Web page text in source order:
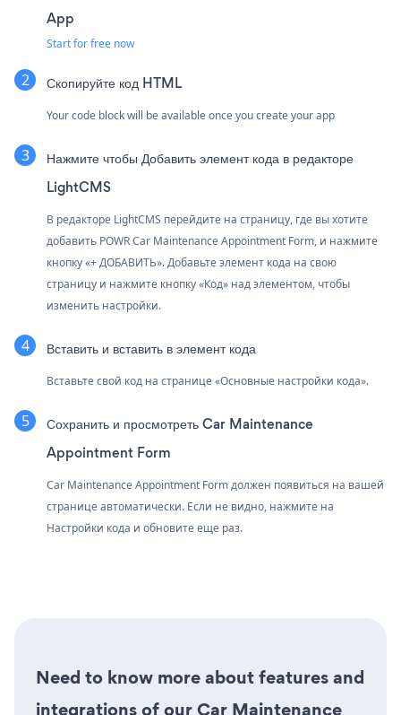
App
Start for free now
Скопируйте код HTML
Your code block will be available once you create your app
Нажмите чтобы Добавить элемент кода в редакторе
LightCMS
В редакторе LightCMS перейдите на страницу, где вы хотите
добавить POWR Car Maintenance Appointment Form, и нажмите
кнопку «+ ДОБАВИТЬ». Добавьте элемент кода на свою
страницу и нажмите кнопку «Код» над элементом, чтобы
изменить настройки.
Вставить и вставить в элемент кода
Вставьте свой код на странице «Основные настройки кода».
Сохранить и просмотреть Car Maintenance
Appointment Form
Car Maintenance Appointment Form должен появиться на вашей
странице автоматически. Если не видно, нажмите на
Настройки кода и обновите еще раз.
Need to know more about features and
integrations of our Car Maintenance